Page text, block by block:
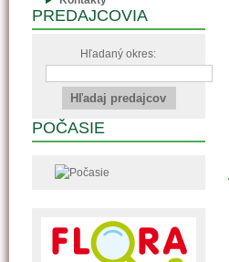
PREDAJCOVIA
Hľadaný okres:
POČASIE